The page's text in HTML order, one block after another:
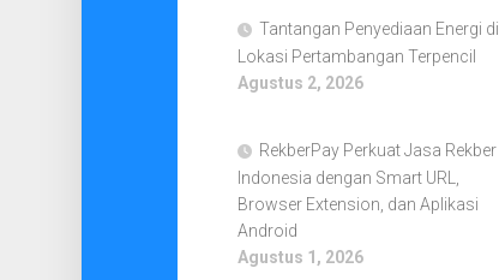
Tantangan Penyediaan Energi di
Lokasi Pertambangan Terpencil
Agustus 2, 2026
RekberPay Perkuat Jasa Rekber
Indonesia dengan Smart URL,
Browser Extension, dan Aplikasi
Android
Agustus 1, 2026